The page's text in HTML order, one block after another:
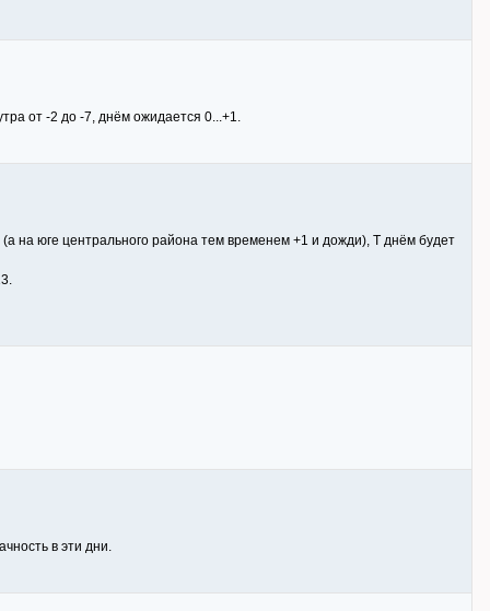
от -2 до -7, днём ожидается 0...+1.
на юге центрального района тем временем +1 и дожди), Т днём будет
в эти дни.